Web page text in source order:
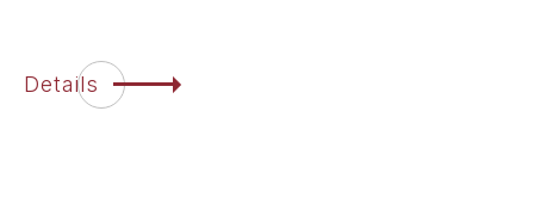
Details